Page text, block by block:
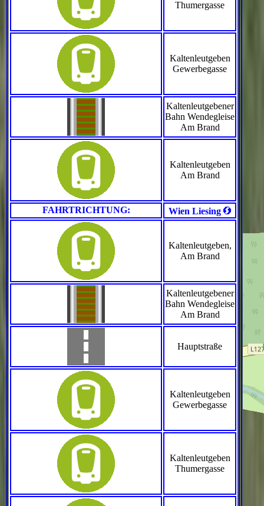
Thumergasse
Kaltenleutgeben
Gewerbegasse
Kaltenleutgebener
Bahn Wendegleise
Am Brand
Kaltenleutgeben
Am Brand
FAHRTRICHTUNG: Wien Liesing <
Kaltenleutgeben,
Am Brand
Kaltenleutgebener
Bahn Wendegleise
Am Brand
Hauptstraße
Kaltenleutgeben
Gewerbegasse
Kaltenleutgeben
Thumergasse